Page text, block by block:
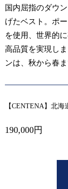
国内屈指のダウ
げたベスト。ポ
を使用、世界的
高品質を実現し
ンは、秋から春
【CENTENA】北
190,000円